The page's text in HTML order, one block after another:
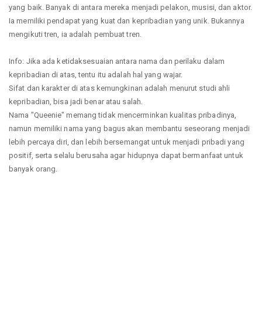
yang baik. Banyak di antara mereka menjadi pelakon, musisi, dan aktor.
Ia memiliki pendapat yang kuat dan kepribadian yang unik. Bukannya
mengikuti tren, ia adalah pembuat tren.
Info: Jika ada ketidaksesuaian antara nama dan perilaku dalam
kepribadian di atas, tentu itu adalah hal yang wajar.
Sifat dan karakter di atas kemungkinan adalah menurut studi ahli
kepribadian, bisa jadi benar atau salah.
Nama "Queenie" memang tidak mencerminkan kualitas pribadinya,
namun memiliki nama yang bagus akan membantu seseorang menjadi
lebih percaya diri, dan lebih bersemangat untuk menjadi pribadi yang
positif, serta selalu berusaha agar hidupnya dapat bermanfaat untuk
banyak orang.